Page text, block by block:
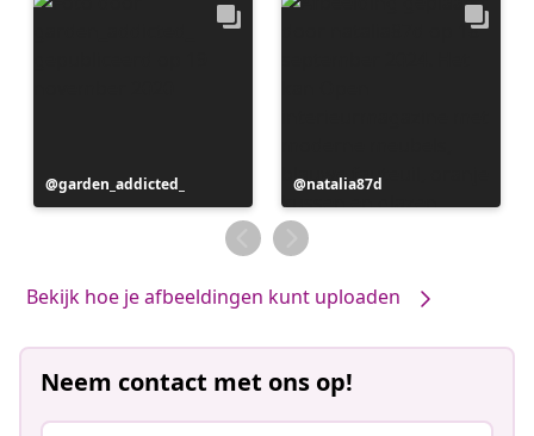
Bericht
gepubliceerd
garden_addicted_
Bericht
gepubliceerd
door
natalia87d
Bekijk hoe je afbeeldingen kunt uploaden
Neem contact met ons op!